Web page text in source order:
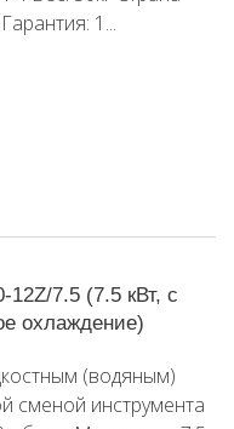
1...
7.5 (7.5 кВт, с
охлаждение)
(водяным)
сменой инструмента